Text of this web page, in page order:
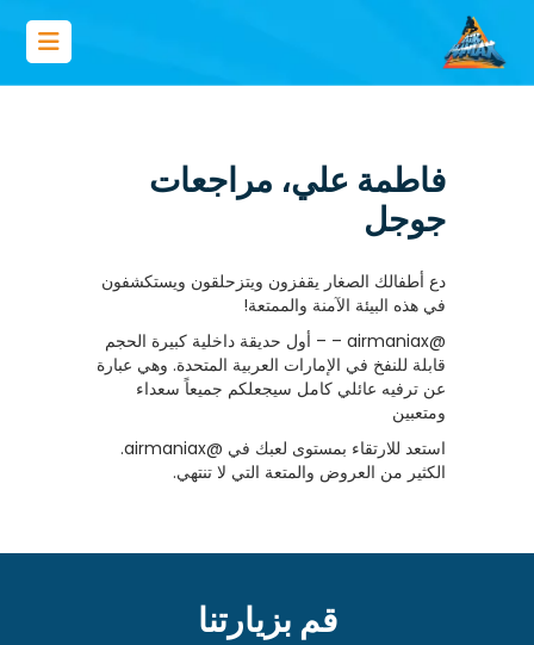
فاطمة علي، مراجعات
جوجل
دع أطفالك الصغار يقفزون ويتزحلقون ويستكشفون
في هذه البيئة الآمنة والممتعة!
@airmaniax – – أول حديقة داخلية كبيرة الحجم
قابلة للنفخ في الإمارات العربية المتحدة. وهي عبارة
عن ترفيه عائلي كامل سيجعلكم جميعاً سعداء
ومتعبين
استعد للارتقاء بمستوى لعبك في @airmaniax.
الكثير من العروض والمتعة التي لا تنتهي.
قم بزيارتنا